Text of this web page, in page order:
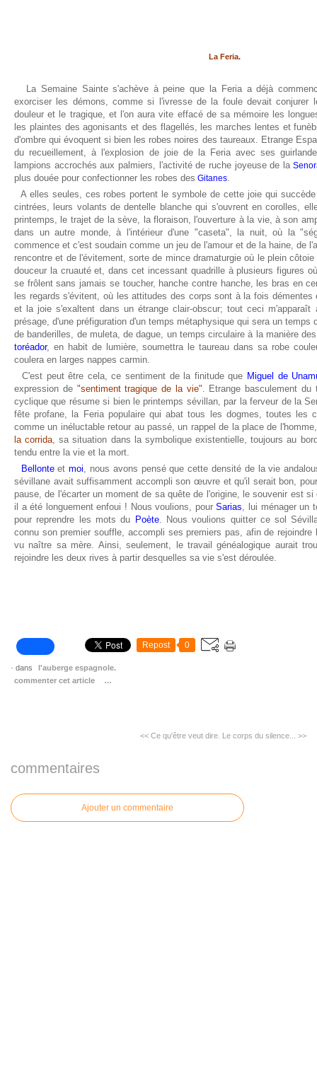
La Feria.
La Semaine Sainte s'achève à peine que la Feria a déjà
exorciser les démons, comme si l'ivresse de la foule devait conjurer
douleur et le tragique, et l'on aura vite effacé de sa mémoire les
les plaintes des agonisants et des flagellés, les marches lentes et
d'ombre qui évoquent si bien les robes noires des taureaux. Etrange
du recueillement, à l'explosion de joie de la Feria avec ses
lampions accrochés aux palmiers, l'activité de ruche joyeuse de la
plus douée pour confectionner les robes des Gitanes.
A elles seules, ces robes portent le symbole de cette joie qui
cintrées, leurs volants de dentelle blanche qui s'ouvrent en corolles,
printemps, le trajet de la sève, la floraison, l'ouverture à la vie, à son
dans un autre monde, à l'intérieur d'une "caseta", la nuit, où la
commence et c'est soudain comme un jeu de l'amour et de la haine, de
rencontre et de l'évitement, sorte de mince dramaturgie où le plein
douceur la cruauté et, dans cet incessant quadrille à plusieurs figures
se frôlent sans jamais se toucher, hanche contre hanche, les bras en
les regards s'évitent, où les attitudes des corps sont à la fois
et la joie s'exaltent dans un étrange clair-obscur; tout ceci m'apparaît
présage, d'une préfiguration d'un temps métaphysique qui sera un temps
de banderilles, de muleta, de dague, un temps circulaire à la manière
toréador, en habit de lumière, soumettra le taureau dans sa robe
coulera en larges nappes carmin.
C'est peut être cela, ce sentiment de la finitude que Miguel de
expression de "sentiment tragique de la vie". Etrange basculement du
cyclique que résume si bien le printemps sévillan, par la ferveur de la
fête profane, la Feria populaire qui abat tous les dogmes, toutes les
comme un inéluctable retour au passé, un rappel de la place de
la corrida, sa situation dans la symbolique existentielle, toujours au
tendu entre la vie et la mort.
Bellonteetmoi, nous avons pensé que cette densité de la vie
sévillane avait suffisamment accompli son œuvre et qu'il serait bon,
pause, de l'écarter un moment de sa quête de l'origine, le souvenir est si
il a été longuement enfoui ! Nous voulions, pourSarias, lui ménager un
pour reprendre les mots du Poète. Nous voulions quitter ce sol
connu son premier souffle, accompli ses premiers pas, afin de
vu naître sa mère. Ainsi, seulement, le travail généalogique aurait
rejoindre les deux rives à partir desquelles sa vie s'est déroulée.
Repost 0
- dans
l'auberge espagnole.
commenter cet article
…
<< Ce qu'être veut dire. Le corps du silence... >>
commentaires
Ajouter un commentaire